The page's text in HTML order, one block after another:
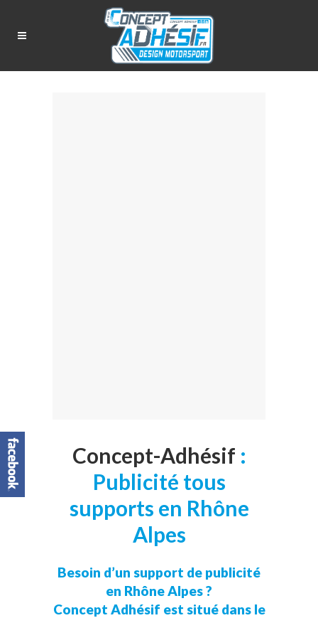
Concept-Adhésif :
Publicité tous
supports en Rhône
Alpes
Besoin d’un support de publicité
en Rhône Alpes ?
Concept Adhésif est situé dans le